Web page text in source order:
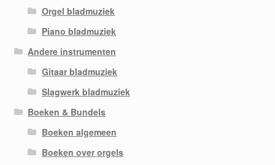
Orgel bladmuziek
Piano bladmuziek
Andere instrumenten
Gitaar bladmuziek
Slagwerk bladmuziek
Boeken & Bundels
Boeken algemeen
Boeken over orgels